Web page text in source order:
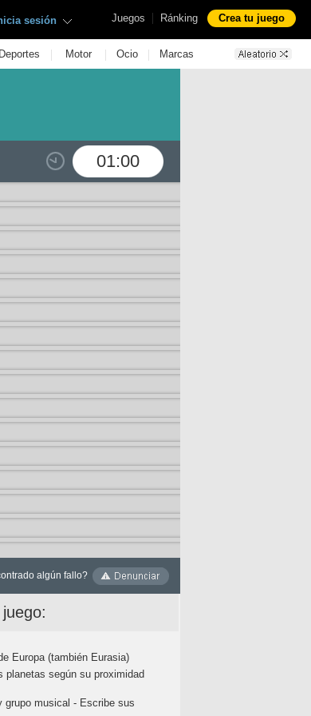
Juegos | Ránking Crea tu juego
sesión
Deportes | Motor | Ocio | Marcas
01:00
algún fallo?
Europa (también Eurasia)
planetas según su proximidad
grupo musical - Escribe sus